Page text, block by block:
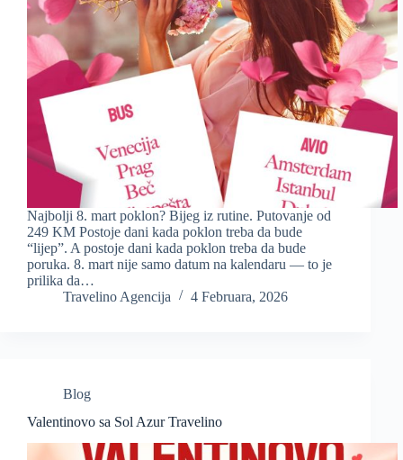
Najbolji 8. mart poklon? Bijeg iz rutine. Putovanje od
249 KM Postoje dani kada poklon treba da bude
“lijep”. A postoje dani kada poklon treba da bude
poruka. 8. mart nije samo datum na kalendaru — to je
prilika da…
Travelino Agencija
4 Februara, 2026
Blog
Valentinovo sa Sol Azur Travelino